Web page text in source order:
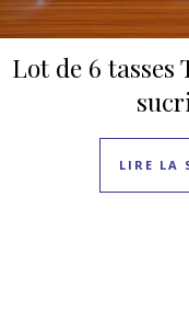
Lot de 6 tasses
LIRE LA